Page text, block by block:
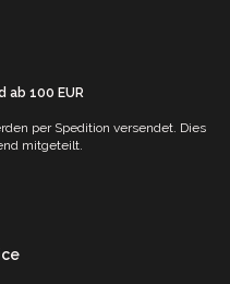
ab 100 EUR
per Spedition versendet. Dies
mitgeteilt.